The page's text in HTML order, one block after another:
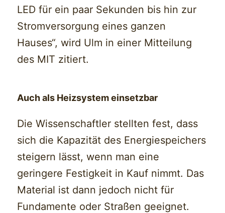
LED für ein paar Sekunden bis hin zur
Stromversorgung eines ganzen
Hauses“, wird Ulm in einer Mitteilung
des MIT zitiert.
Auch als Heizsystem einsetzbar
Die Wissenschaftler stellten fest, dass
sich die Kapazität des Energiespeichers
steigern lässt, wenn man eine
geringere Festigkeit in Kauf nimmt. Das
Material ist dann jedoch nicht für
Fundamente oder Straßen geeignet.